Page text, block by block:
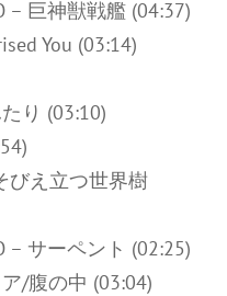
– 巨神獣戦艦 (04:37)
You (03:14)
り (03:10)
びえ立つ世界樹
– サーペント (02:25)
/腹の中 (03:04)